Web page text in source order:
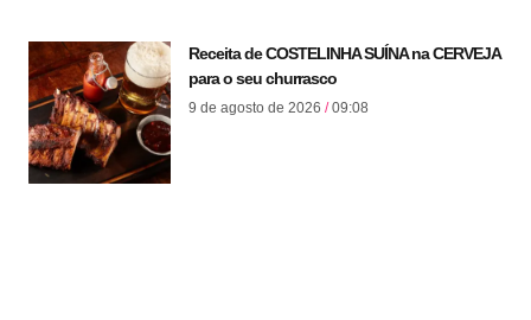
Receita de COSTELINHA SUÍNA na CERVEJA
para o seu churrasco
9 de agosto de 2026 09:08